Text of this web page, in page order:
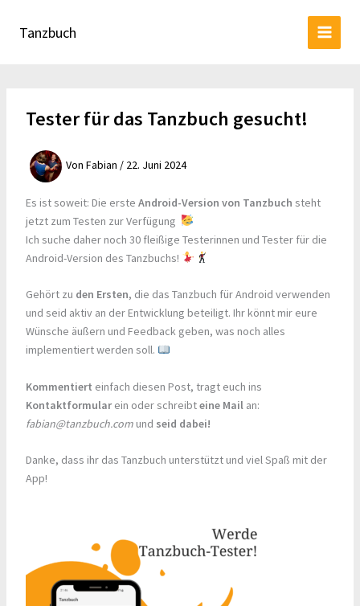
InhaltTanzbuch
Tester für das Tanzbuch gesucht!
Von Fabian / 22. Juni 2024
Es ist soweit: Die erste Android-Version von Tanzbuch steht
jetzt zum Testen zur Verfügung
Ich suche daher noch 30 fleißige Testerinnen und Tester für die
Android-Version des Tanzbuchs!
Gehört zu den Ersten, die das Tanzbuch für Android verwenden
und seid aktiv an der Entwicklung beteiligt. Ihr könnt mir eure
Wünsche äußern und Feedback geben, was noch alles
implementiert werden soll.
Kommentiert einfach diesen Post, tragt euch ins
Kontaktformularein oder schreibteine Mailan:
fabian@tanzbuch.comund seid dabei!
Danke, dass ihr das Tanzbuch unterstützt und viel Spaß mit der
App!